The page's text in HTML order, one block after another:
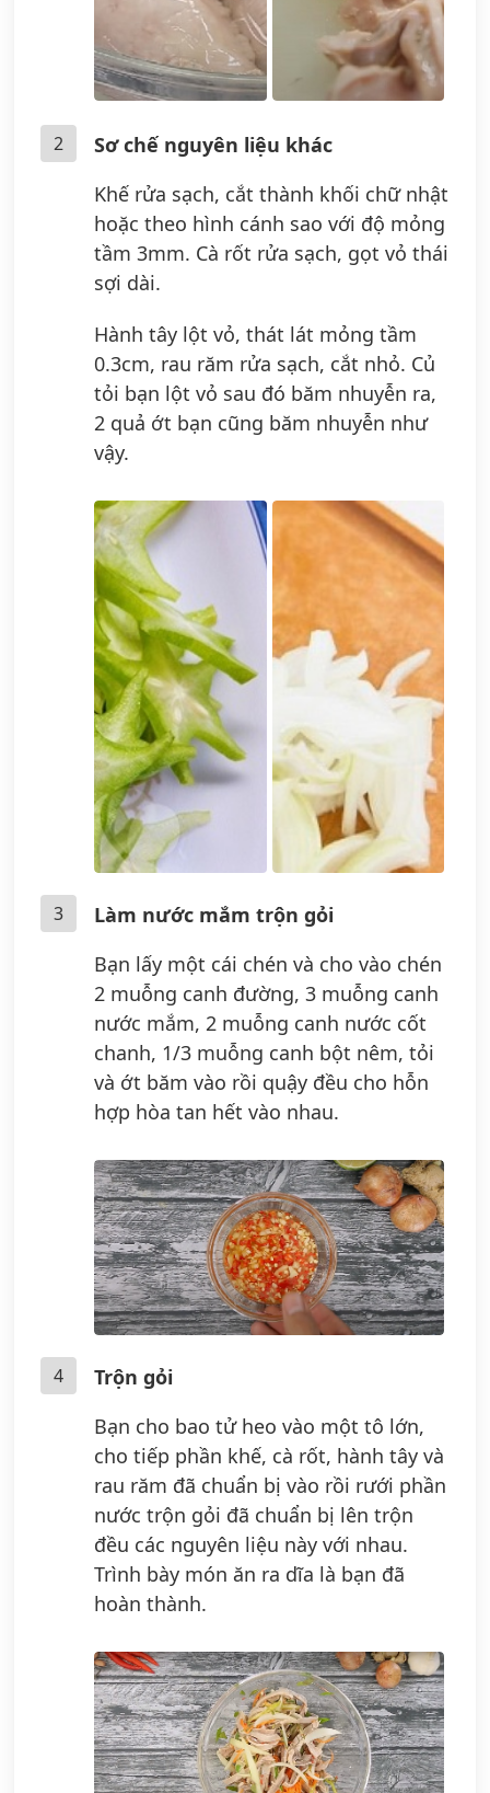
2
Sơ chế nguyên liệu khác
Khế rửa sạch, cắt thành khối chữ nhật
hoặc theo hình cánh sao với độ mỏng
tầm 3mm. Cà rốt rửa sạch, gọt vỏ thái
sợi dài.
Hành tây lột vỏ, thát lát mỏng tầm
0.3cm, rau răm rửa sạch, cắt nhỏ. Củ
tỏi bạn lột vỏ sau đó băm nhuyễn ra,
2 quả ớt bạn cũng băm nhuyễn như
vậy.
3
Làm nước mắm trộn gỏi
Bạn lấy một cái chén và cho vào chén
2 muỗng canh đường, 3 muỗng canh
nước mắm, 2 muỗng canh nước cốt
chanh, 1/3 muỗng canh bột nêm, tỏi
và ớt băm vào rồi quậy đều cho hỗn
hợp hòa tan hết vào nhau.
4
Trộn gỏi
Bạn cho bao tử heo vào một tô lớn,
cho tiếp phần khế, cà rốt, hành tây và
rau răm đã chuẩn bị vào rồi rưới phần
nước trộn gỏi đã chuẩn bị lên trộn
đều các nguyên liệu này với nhau.
Trình bày món ăn ra dĩa là bạn đã
hoàn thành.